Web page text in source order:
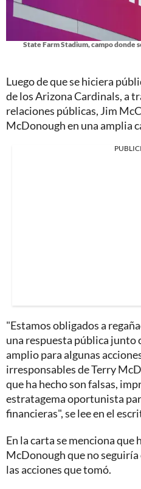
State Farm Stadium, campo donde
Luego de que se hiciera
de los Arizona Cardinals, a
relaciones públicas, Jim
McDonough en una amplia
"Estamos obligados a
una respuesta pública junto
amplio para algunas
irresponsables de Terry
que ha hecho son falsas,
estratagema oportunista
financieras", se lee en el
En la carta se menciona que
McDonough que no seguiría
las acciones que tomó.